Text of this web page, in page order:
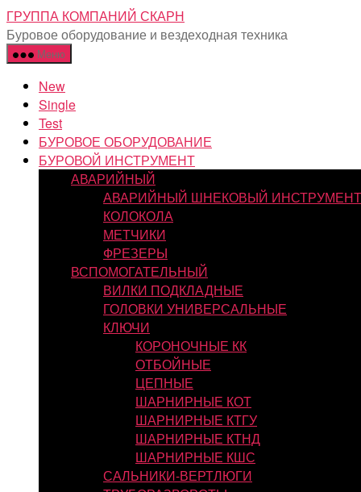
Перейти
к
содержимому
ГРУППА КОМПАНИЙ СКАРН
Буровое оборудование и вездеходная техника
Меню
New
Single
Test
БУРОВОЕ ОБОРУДОВАНИЕ
БУРОВОЙ ИНСТРУМЕНТ
АВАРИЙНЫЙ
АВАРИЙНЫЙ ШНЕКОВЫЙ ИНСТРУМЕНТ
КОЛОКОЛА
МЕТЧИКИ
ФРЕЗЕРЫ
ВСПОМОГАТЕЛЬНЫЙ
ВИЛКИ ПОДКЛАДНЫЕ
ГОЛОВКИ УНИВЕРСАЛЬНЫЕ
КЛЮЧИ
КОРОНОЧНЫЕ КК
ОТБОЙНЫЕ
ЦЕПНЫЕ
ШАРНИРНЫЕ КОТ
ШАРНИРНЫЕ КТГУ
ШАРНИРНЫЕ КТНД
ШАРНИРНЫЕ КШС
САЛЬНИКИ-ВЕРТЛЮГИ